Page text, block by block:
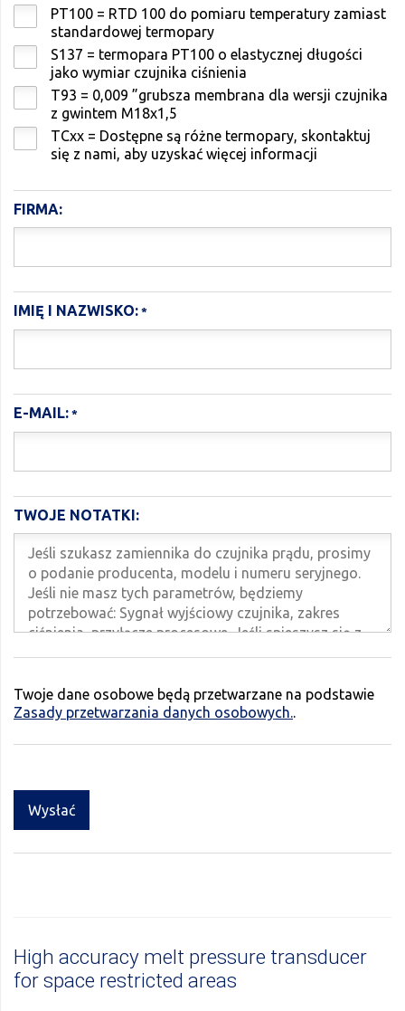
PT100 = RTD 100 do pomiaru temperatury zamiast
standardowej termopary
S137 = termopara PT100 o elastycznej długości
jako wymiar czujnika ciśnienia
T93 = 0,009 ”grubsza membrana dla wersji czujnika
z gwintem M18x1,5
TCxx = Dostępne są różne termopary, skontaktuj
się z nami, aby uzyskać więcej informacji
FIRMA:
IMIĘ I NAZWISKO:
E-MAIL:
TWOJE NOTATKI:
Twoje dane osobowe będą przetwarzane na podstawie
Zasady przetwarzania danych osobowych..
Wysłać
High accuracy melt pressure transducer
for space restricted areas